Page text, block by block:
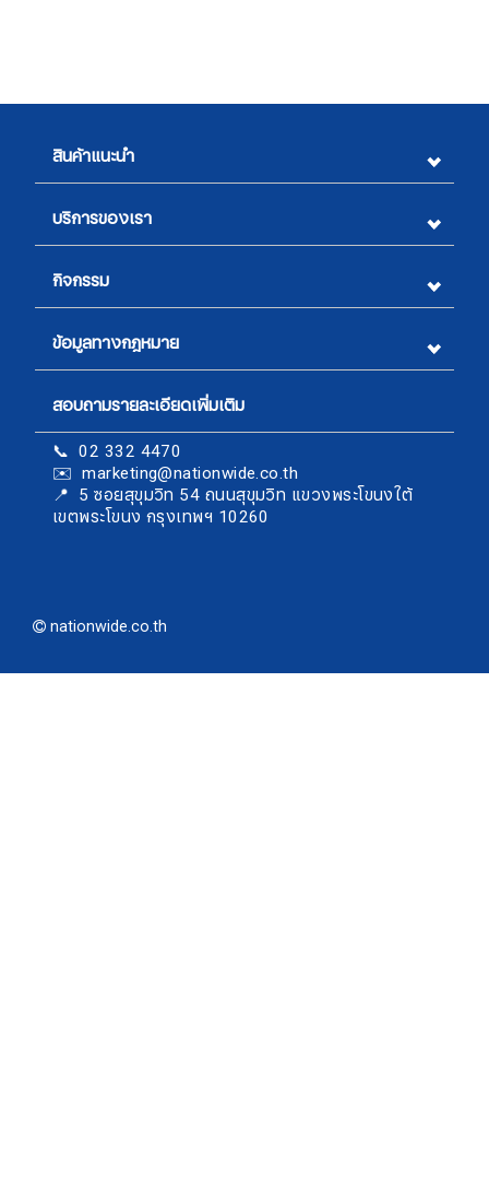
สินค้าแนะนำ
บริการของเรา
กิจกรรม
ข้อมูลทางกฎหมาย
สอบถามรายละเอียดเพิ่มเติม
📞 02 332 4470
✉️ marketing@nationwide.co.th
​​​​​​​📍 5 ซอยสุขุมวิท 54 ถนนสุขุมวิท แขวงพระโขนงใต้
เขตพระโขนง กรุงเทพฯ 10260
nationwide.co.th
สมัครรับจดหมายข่าว
ชื่อ